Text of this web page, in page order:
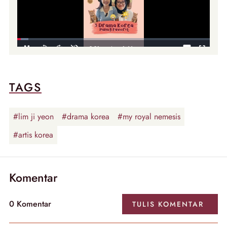
TAGS
#lim ji yeon #drama korea
#my royal nemesis
#artis korea
Komentar
0 Komentar TULIS KOMENTAR